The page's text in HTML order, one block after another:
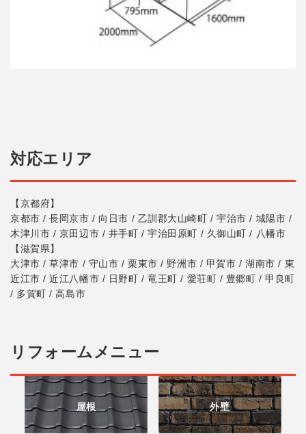
対応エリア
【京都府】
京都市 / 長岡京市 / 向日市 / 乙訓郡大山崎町 / 宇治市 / 城陽市 /
木津川市 / 京田辺市 / 井手町 / 宇治田原町 / 久御山町 / 八幡市
【滋賀県】
大津市 / 草津市 / 守山市 / 栗東市 / 野洲市 / 甲賀市 / 湖南市 / 東
近江市 / 近江八幡市 / 日野町 / 竜王町 / 愛荘町 / 豊郷町 / 甲良町
/ 多賀町 / 高島市
リフォームメニュー
屋根 外壁